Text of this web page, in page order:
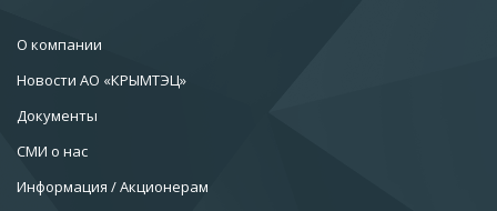
О компании
Новости АО «КРЫМТЭЦ»
Документы
СМИ о нас
Информация / Акционерам